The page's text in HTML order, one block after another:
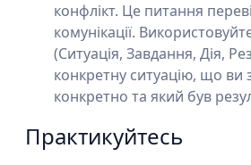
конфлікт. Це питання
комунікації.
(Ситуація, Завдання, Дія,
конкретну ситуацію, що ви
конкретно та який був
Практикуйтесь